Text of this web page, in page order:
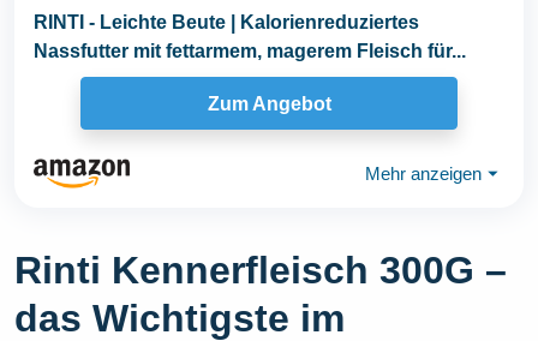
RINTI - Leichte Beute | Kalorienreduziertes
Nassfutter mit fettarmem, magerem Fleisch für...
Zum Angebot
Mehr anzeigen ⏷
Rinti Kennerfleisch 300G –
das Wichtigste im